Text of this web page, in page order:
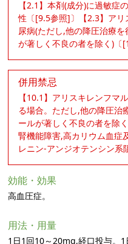
【2.1】本剤(成分)に過敏症
性〔[9.5参照]〕【2.3】ア
尿病(ただし,他の降圧治療
が著しく不良の者を除く)〔
併用禁忌
【10.1】アリスキレンフマ
る場合。ただし,他の降圧治
ールが著しく不良の者を除
腎機能障害,高カリウム血症
レニン-アンジオテンシン系
効能・効果
高血圧症。
用法・用量
1日1回10～20mg,経口投与。